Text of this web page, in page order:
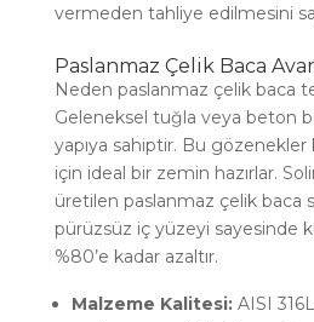
vermeden tahliye edilmesini
Paslanmaz Çelik Baca
Neden paslanmaz çelik baca
Geleneksel tuğla veya beton
yapıya sahiptir. Bu
için ideal bir zemin hazırlar.
üretilen paslanmaz çelik baca
pürüzsüz iç yüzeyi sayesinde
%80’e kadar azaltır.
Malzeme Kalitesi:AISI